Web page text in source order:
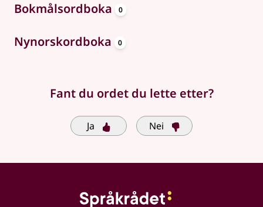
Bokmålsordboka 0
Nynorskordboka 0
Fant du ordet du lette etter?
Ja Nei